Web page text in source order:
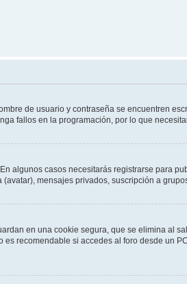
de usuario y contraseña se encuentren
fallos en la programación, por lo que
algunos casos necesitarás registrarse para
mensajes privados, suscripción a
en una cookie segura, que se elimina al
recomendable si accedes al foro desde un